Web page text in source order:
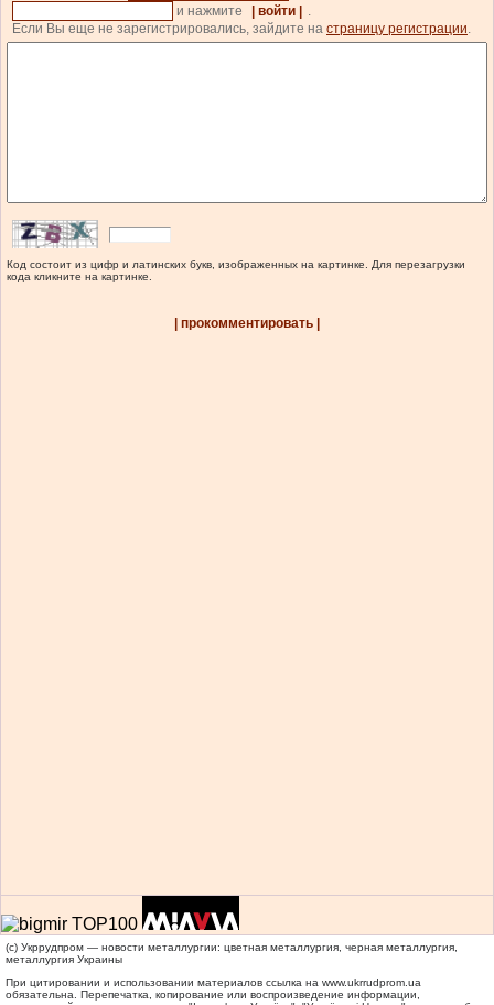
и нажмите
| войти |
.
Если Вы еще не зарегистрировались, зайдите на страницу регистрации.
Код состоит из цифр и латинских букв, изображенных на картинке. Для перезагрузки
кода кликните на картинке.
| прокомментировать |
(c) Укррудпром — новости металлургии: цветная металлургия, черная металлургия,
металлургия Украины
При цитировании и использовании материалов ссылка на www.ukrrudprom.ua
обязательна. Перепечатка, копирование или воспроизведение информации,